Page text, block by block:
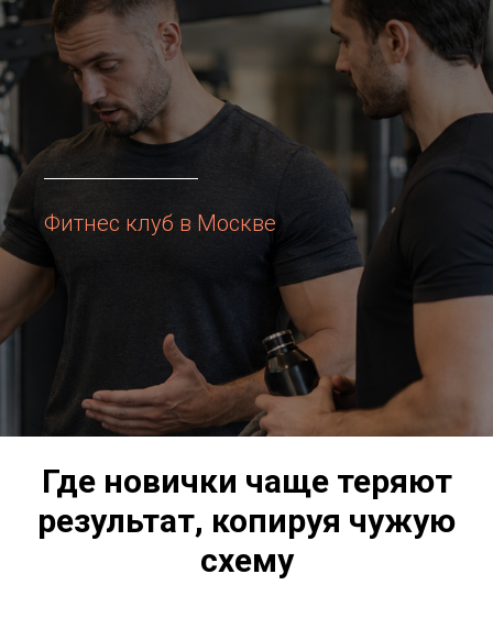
Фитнес клуб в Москве
Где новички чаще теряют
результат, копируя чужую
схему